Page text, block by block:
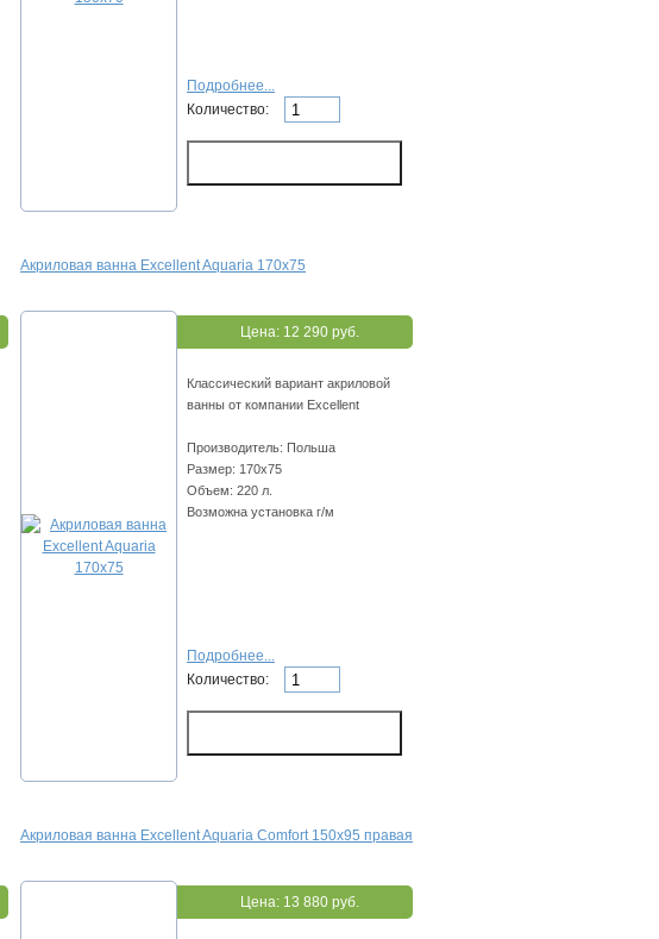
Подробнее...
Количество:
Акриловая ванна Excellent Aquaria 170х75
Цена: 12 290 руб.
Классический вариант акриловой
ванны от компании Excellent
Производитель: Польша
Размер: 170x75
Объем: 220 л.
Возможна установка г/м
Подробнее...
Количество:
Акриловая ванна Excellent Aquaria Comfort 150x95 правая
Цена: 13 880 руб.